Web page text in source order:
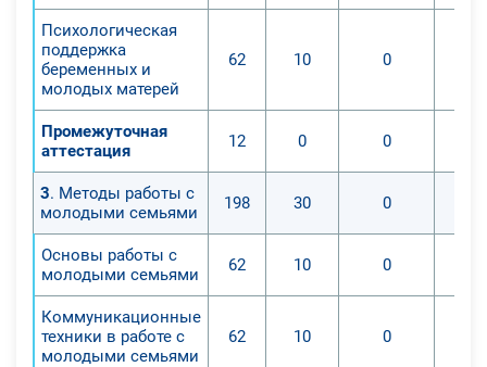
Психологическая
поддержка
беременных и
молодых матерей
62 10 0
Промежуточная
аттестация
12 0 0
3. Методы работы с
молодыми семьями
198 30 0
Основы работы с
молодыми семьями
62 10 0
Коммуникационные
техники в работе с
молодыми семьями
62 10 0